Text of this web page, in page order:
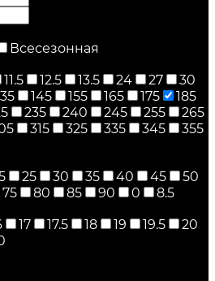
Всесезонная
11.5 12.5 13.5 24 27
30
145 155 165 175
185
235 240 245 255
265
315 325 335 345
355
25 30 35 40 45
50
75 80 85 90 0
8.5
17 17.5 18 19 19.5
20